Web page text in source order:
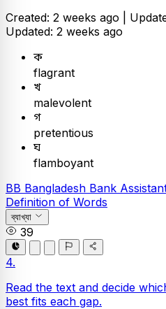
Created: 2 weeks ago |
Updated: 2 weeks ago
ক
flagrant
খ
malevolent
গ
pretentious
ঘ
flamboyant
BB Bangladesh Bank
Definition of Words
ব্যাখ্যা
39
4.
Read the text and decide
best fits each gap.